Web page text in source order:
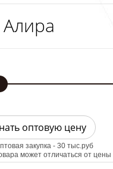
оптовую цену
закупка - 30 тыс.руб
может отличаться от цены